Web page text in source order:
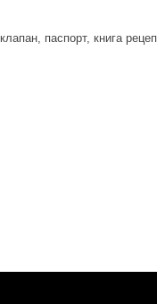
паспорт, книга